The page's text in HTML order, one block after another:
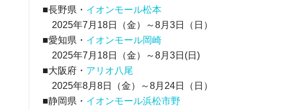
■長野県・ イオンモール松本
2025年7月18日（金）～8月3日（日）
■愛知県・ イオンモール岡崎
2025年7月18日（金）～8月3日(日)
■大阪府・ アリオ八尾
2025年8月8日（金）～8月24日（日）
■静岡県・ イオンモール浜松市野